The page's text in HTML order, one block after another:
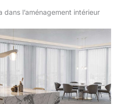
l’aménagement intérieur